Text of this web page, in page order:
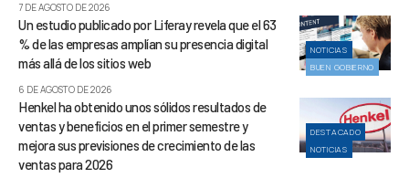
7 DE AGOSTO DE 2026
NOTICIAS
BUEN GOBIERNO
Un estudio publicado por Liferay revela que el 63
% de las empresas amplían su presencia digital
más allá de los sitios web
6 DE AGOSTO DE 2026
DESTACADO
NOTICIAS
Henkel ha obtenido unos sólidos resultados de
ventas y beneficios en el primer semestre y
mejora sus previsiones de crecimiento de las
ventas para 2026